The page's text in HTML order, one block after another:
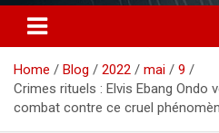
Home Blog 2022 mai
9
Crimes rituels : Elvis Ebang Ondo
combat contre ce cruel